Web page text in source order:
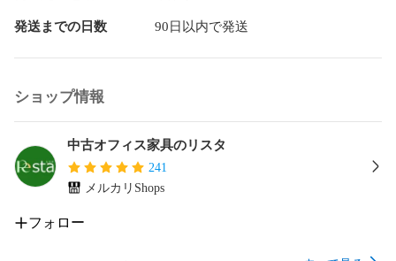
発送までの日数 90日以内で発送
ショップ情報
中古オフィス家具のリスタ
241
メルカリShops
フォロー